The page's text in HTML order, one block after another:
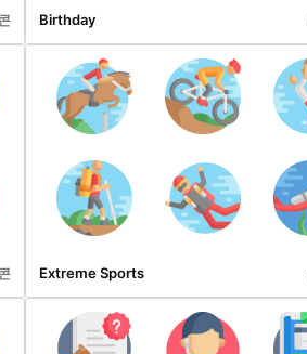
Birthday
Extreme Sports